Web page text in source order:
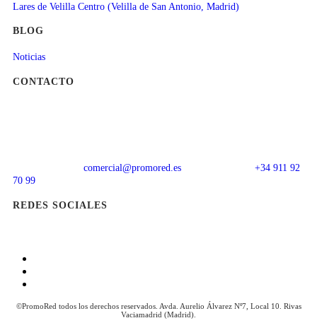
Lares de Velilla Centro (Velilla de San Antonio, Madrid)
BLOG
Noticias
CONTACTO
comercial@promored.es
+34 911 92
70 99
REDES SOCIALES
©PromoRed todos los derechos reservados. Avda. Aurelio Álvarez Nº7, Local 10. Rivas
Vaciamadrid (Madrid).